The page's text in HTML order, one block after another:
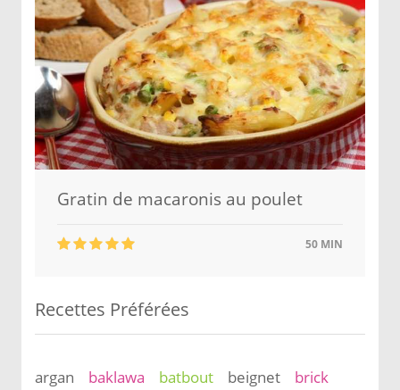
Gratin de macaronis au poulet
50 MIN
Recettes Préférées
argan baklawa batbout beignet brick